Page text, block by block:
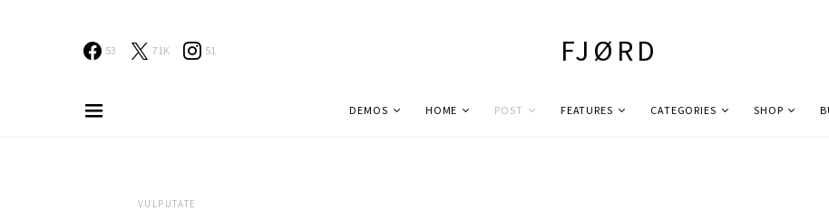
53 71K 51 FJØRD
DEMOS HOME POST FEATURES CATEGORIES SHOP
VULPUTATE